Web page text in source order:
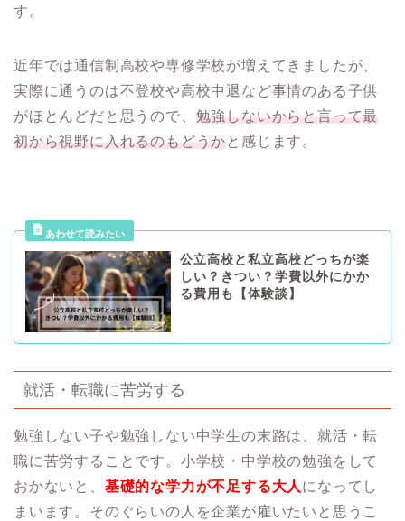
す。
近年では通信制高校や専修学校が増えてきましたが、
実際に通うのは不登校や高校中退など事情のある子供
がほとんどだと思うので、 勉強しないからと言って最
初から視野に入れるのもどうかと感じます。
公立高校と私立高校どっちが楽
しい？きつい？学費以外にかか
る費用も【体験談】
就活・転職に苦労する
勉強しない子や勉強しない中学生の末路は、就活・転
職に苦労することです。小学校・中学校の勉強をして
おかないと、 基礎的な学力が不足する大人 になってし
まいます。そのぐらいの人を企業が雇いたいと思うこ